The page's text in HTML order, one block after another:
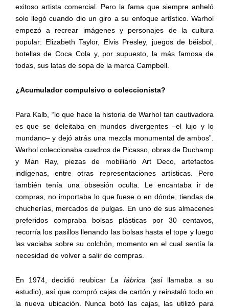
exitoso artista comercial. Pero la fama que siempre anheló
solo llegó cuando dio un giro a su enfoque artístico. Warhol
empezó a recrear imágenes y personajes de la cultura
popular: Elizabeth Taylor, Elvis Presley, juegos de béisbol,
botellas de Coca Cola y, por supuesto, la más famosa de
todas, sus latas de sopa de la marca Campbell.
¿Acumulador compulsivo o coleccionista?
Para Kalb, “lo que hace la historia de Warhol tan cautivadora
es que se deleitaba en mundos divergentes –el lujo y lo
mundano– y dejó atrás una mezcla monumental de ambos”.
Warhol coleccionaba cuadros de Picasso, obras de Duchamp
y Man Ray, piezas de mobiliario Art Deco, artefactos
indígenas, entre otras representaciones artísticas. Pero
también tenía una obsesión oculta. Le encantaba ir de
compras, no importaba lo que fuese o en dónde, tiendas de
chucherías, mercados de pulgas. En uno de sus almacenes
preferidos compraba bolsas plásticas por 30 centavos,
recorría los pasillos llenando las bolsas hasta el tope y luego
las vaciaba sobre su colchón, momento en el cual sentía la
necesidad de volver a salir de compras.
En 1974, decidió reubicarLa fábrica (así llamaba a su
estudio), así que compró cajas de cartón y reinstaló todo en
la nueva ubicación. Nunca botó las cajas, las utilizó para